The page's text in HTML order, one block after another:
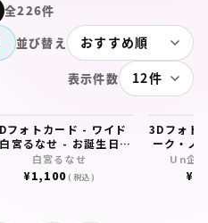
全226件
並び替え
表示件数
フォトカード - ワイド
白宮るなせ - お誕生日記
念 - ）
白宮るなせ
¥1,100(税込)
3Dフォト
ーク・ノ
Un企
¥